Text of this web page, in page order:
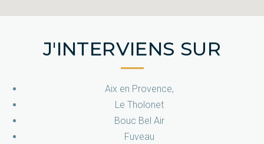
J'INTERVIENS SUR
Aix en Provence,
Le Tholonet
Bouc Bel Air
Fuveau